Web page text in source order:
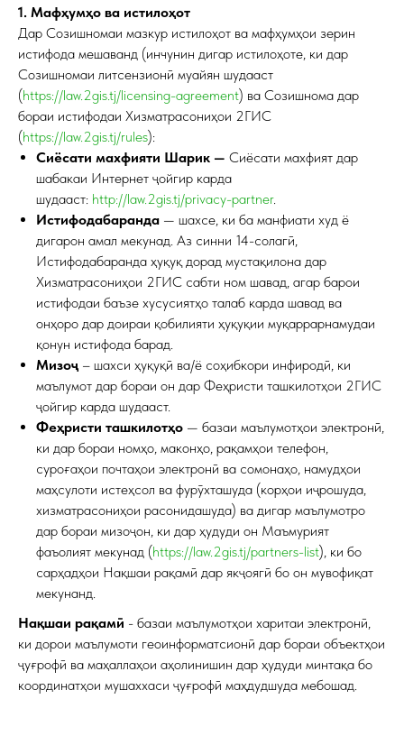
1. Мафҳумҳо ва истилоҳот
Дар Созишномаи мазкур истилоҳот ва мафҳумҳои зерин
истифода мешаванд (инчунин дигар истилоҳоте, ки дар
Созишномаи литсензионӣ муайян шудааст
(https://law.2gis.tj/licensing-agreement) ва Созишнома дар
бораи истифодаи Хизматрасониҳои 2ГИС
(https://law.2gis.tj/rules):
Сиёсати махфияти Шарик — Сиёсати махфият дар
шабакаи Интернет ҷойгир карда
шудааст: http://law.2gis.tj/privacy-partner.
Истифодабаранда — шахсе, ки ба манфиати худ ё
дигарон амал мекунад. Аз синни 14-солагӣ,
Истифодабаранда ҳуқуқ дорад мустақилона дар
Хизматрасониҳои 2ГИС сабти ном шавад, агар барои
истифодаи баъзе хусусиятҳо талаб карда шавад ва
онҳоро дар доираи қобилияти ҳуқуқии муқаррарнамудаи
қонун истифода барад.
Мизоҷ – шахси ҳуқуқӣ ва/ё соҳибкори инфиродӣ, ки
маълумот дар бораи он дар Феҳристи ташкилотҳои 2ГИС
ҷойгир карда шудааст.
Феҳристи ташкилотҳо — базаи маълумотҳои электронӣ,
ки дар бораи номҳо, маконҳо, рақамҳои телефон,
суроғаҳои почтаҳои электронӣ ва сомонаҳо, намудҳои
маҳсулоти истеҳсол ва фурӯхташуда (корҳои иҷрошуда,
хизматрасониҳои расонидашуда) ва дигар маълумотро
дар бораи мизоҷон, ки дар ҳудуди он Маъмурият
фаъолият мекунад (https://law.2gis.tj/partners-list), ки бо
сарҳадҳои Нақшаи рақамӣ дар якҷоягӣ бо он мувофиқат
мекунанд.
Нақшаи рақамӣ - базаи маълумотҳои харитаи электронӣ,
ки дорои маълумоти геоинформатсионӣ дар бораи объектҳои
ҷуғрофӣ ва маҳаллаҳои аҳолинишин дар ҳудуди минтақа бо
координатҳои мушаххаси ҷуғрофӣ маҳдудшуда мебошад.